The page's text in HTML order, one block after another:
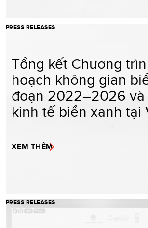
PRESS RELEASES
Tổng kết Chương
hoạch không gian
đoạn 2022–2026
kinh tế biển xanh tại
XEM THÊM
PRESS RELEASES